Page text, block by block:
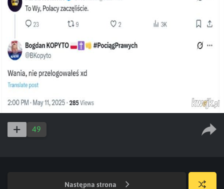
49
Następna strona